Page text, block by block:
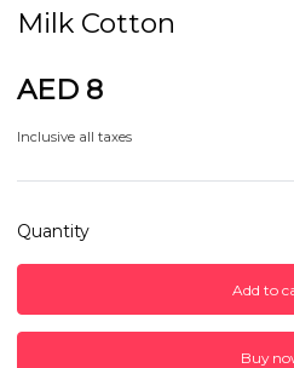
Milk Cotton
AED 8
Inclusive all taxes
Quantity
Add to
Buy